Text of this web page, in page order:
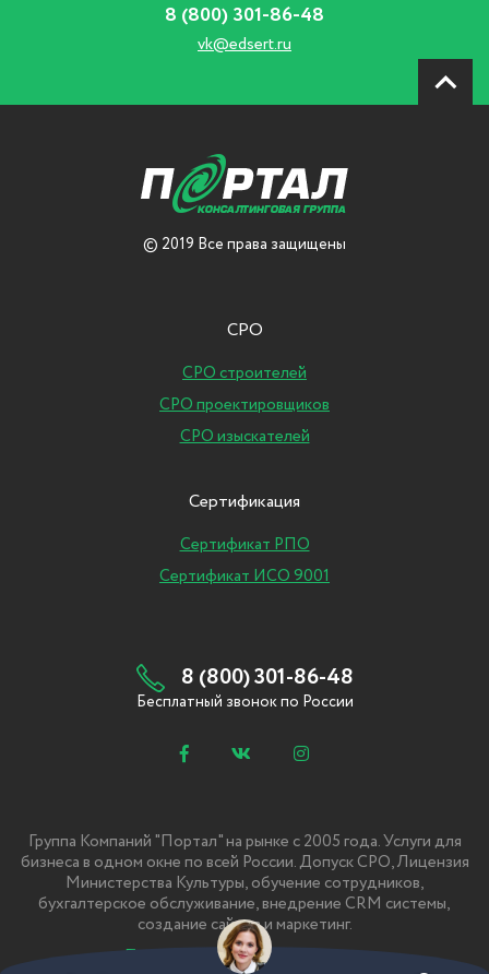
8 (800) 301-86-48
vk@edsert.ru
© 2019 Все права защищены
СРО
СРО строителей
СРО проектировщиков
СРО изыскателей
Сертификация
Сертификат РПО
Сертификат ИСО 9001
8 (800) 301-86-48
Бесплатный звонок по России
Группа Компаний "Портал" на рынке с 2005 года. Услуги для
бизнеса в одном окне по всей России. Допуск СРО, Лицензия
Министерства Культуры, обучение сотрудников,
бухгалтерское обслуживание, внедрение CRM системы,
создание сайтов и маркетинг.
Политика Конфиденциальности